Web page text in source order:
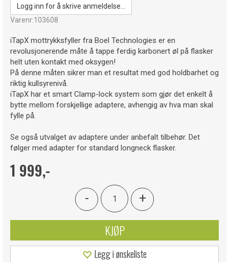
Logg inn for å skrive anmeldelse...
Varenr:103608
iTapX mottrykksfyller fra Boel Technologies er en
revolusjonerende måte å tappe ferdig karbonert øl på flasker
helt uten kontakt med oksygen!
På denne måten sikrer man et resultat med god holdbarhet og
riktig kullsyrenivå.
iTapX har et smart Clamp-lock system som gjør det enkelt å
bytte mellom forskjellige adaptere, avhengig av hva man skal
fylle på.
Se også utvalget av adaptere under anbefalt tilbehør. Det
følger med adapter for standard longneck flasker.
1 999,-
- +
KJØP
Legg i ønskeliste